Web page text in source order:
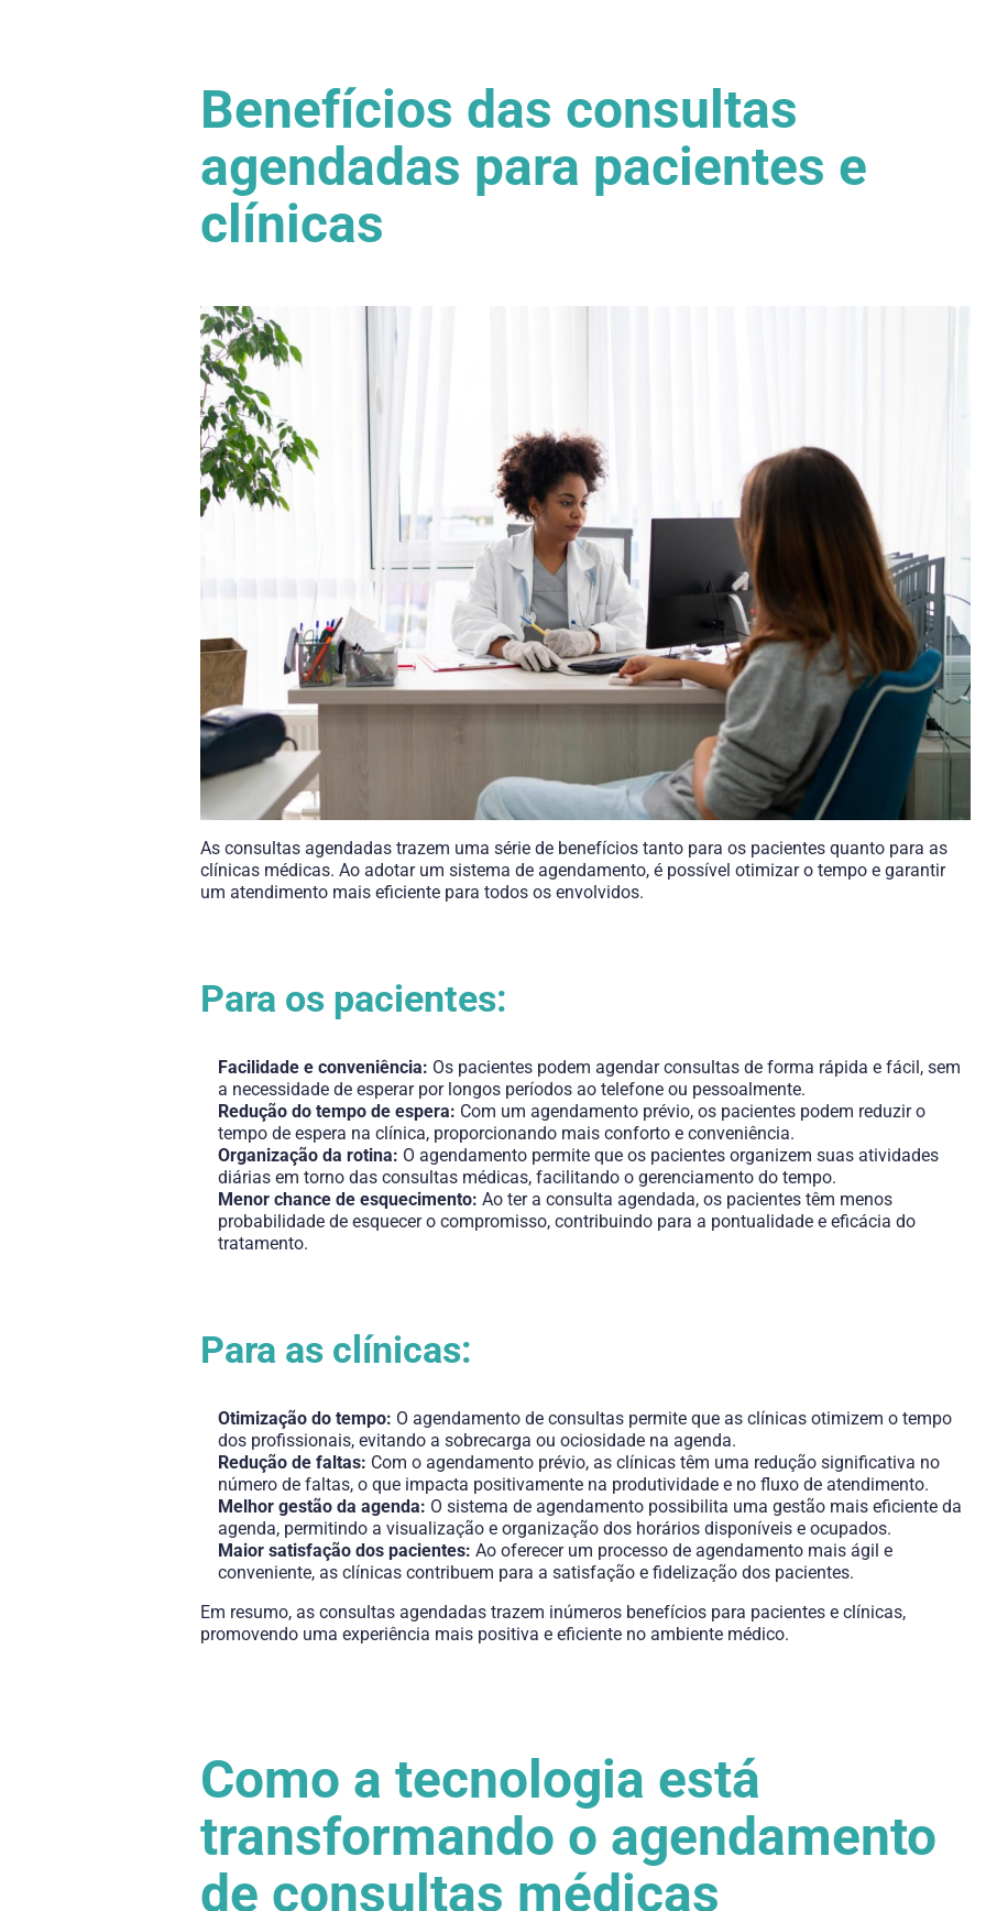
Benefícios das consultas
agendadas para pacientes e
clínicas
As consultas agendadas trazem uma série de benefícios tanto para os pacientes quanto para as
clínicas médicas. Ao adotar um sistema de agendamento, é possível otimizar o tempo e garantir
um atendimento mais eficiente para todos os envolvidos.
Para os pacientes:
Facilidade e conveniência: Os pacientes podem agendar consultas de forma rápida e fácil, sem
a necessidade de esperar por longos períodos ao telefone ou pessoalmente.
Redução do tempo de espera: Com um agendamento prévio, os pacientes podem reduzir o
tempo de espera na clínica, proporcionando mais conforto e conveniência.
Organização da rotina: O agendamento permite que os pacientes organizem suas atividades
diárias em torno das consultas médicas, facilitando o gerenciamento do tempo.
Menor chance de esquecimento: Ao ter a consulta agendada, os pacientes têm menos
probabilidade de esquecer o compromisso, contribuindo para a pontualidade e eficácia do
tratamento.
Para as clínicas:
Otimização do tempo: O agendamento de consultas permite que as clínicas otimizem o tempo
dos profissionais, evitando a sobrecarga ou ociosidade na agenda.
Redução de faltas: Com o agendamento prévio, as clínicas têm uma redução significativa no
número de faltas, o que impacta positivamente na produtividade e no fluxo de atendimento.
Melhor gestão da agenda: O sistema de agendamento possibilita uma gestão mais eficiente da
agenda, permitindo a visualização e organização dos horários disponíveis e ocupados.
Maior satisfação dos pacientes: Ao oferecer um processo de agendamento mais ágil e
conveniente, as clínicas contribuem para a satisfação e fidelização dos pacientes.
Em resumo, as consultas agendadas trazem inúmeros benefícios para pacientes e clínicas,
promovendo uma experiência mais positiva e eficiente no ambiente médico.
Como a tecnologia está
transformando o agendamento
de consultas médicas